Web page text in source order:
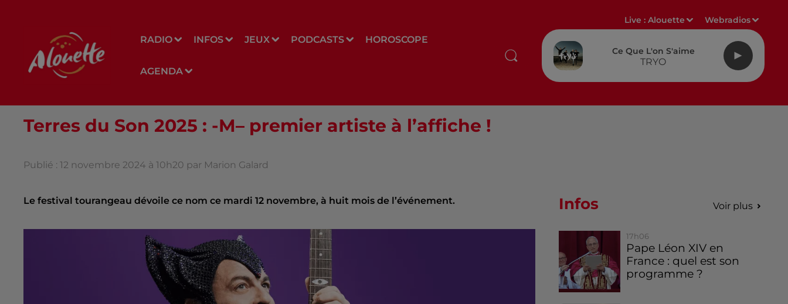
RADIO INFOS JEUX PODCASTS HOROSCOPE
AGENDA
Live :Alouette Webradios
Ce Que L'on S'aime
TRYO
Terres du Son 2025 : -M– premier artiste à l’affiche !
Publié : 12 novembre 2024 à 10h20 par Marion Galard
Le festival tourangeau dévoile ce nom ce mardi 12 novembre, à huit mois de l’événement. Infos Voir plus
17h06
Pape Léon XIV en
France : quel est son
programme ?